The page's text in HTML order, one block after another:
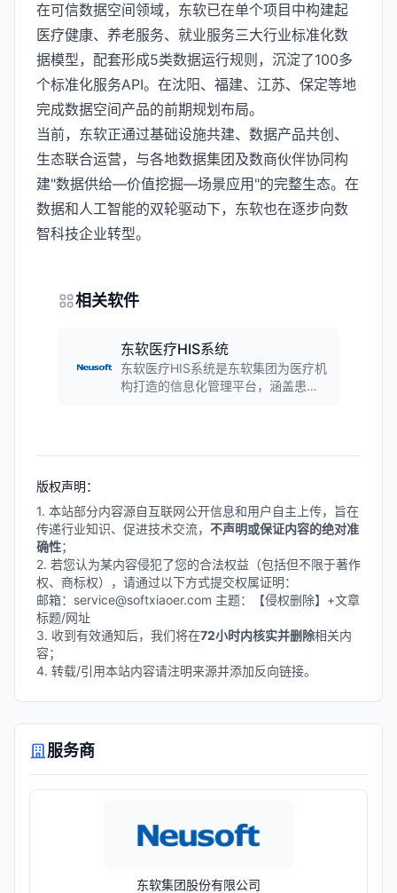
在可信数据空间领域，东软已在单个项目中构建起
医疗健康、养老服务、就业服务三大行业标准化数
据模型，配套形成5类数据运行规则，沉淀了100多
个标准化服务API。在沈阳、福建、江苏、保定等地
完成数据空间产品的前期规划布局。
当前，东软正通过基础设施共建、数据产品共创、
生态联合运营，与各地数据集团及数商伙伴协同构
建"数据供给—价值挖掘—场景应用"的完整生态。在
数据和人工智能的双轮驱动下，东软也在逐步向数
智科技企业转型。
相关软件
东软医疗HIS系统
东软医疗HIS系统是东软集团为医疗机
构打造的信息化管理平台，涵盖患者
版权声明：
1. 本站部分内容源自互联网公开信息和用户自主上传，旨在
传递行业知识、促进技术交流， 不声明或保证内容的绝对准
确性；
2. 若您认为某内容侵犯了您的合法权益（包括但不限于著作
权、商标权），请通过以下方式提交权属证明：
邮箱：service@softxiaoer.com 主题：【侵权删除】+文章
标题/网址
3. 收到有效通知后，我们将在72小时内核实并删除相关内
容；
4. 转载/引用本站内容请注明来源并添加反向链接。
服务商
东软集团股份有限公司